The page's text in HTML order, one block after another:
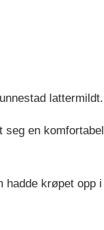
lattermildt.
seg en komfortabel
hadde krøpet opp i